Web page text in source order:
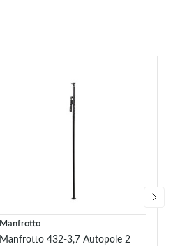
Manfrotto
Manfrotto 432-3,7 Autopole 2